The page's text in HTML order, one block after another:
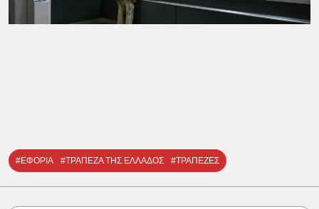
#ΕΦΟΡΙΑ #ΤΡΑΠΕΖΑ ΤΗΣ ΕΛΛΑΔΟΣ #ΤΡΑΠΕΖΕΣ